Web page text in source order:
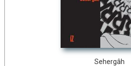
Sehergâh